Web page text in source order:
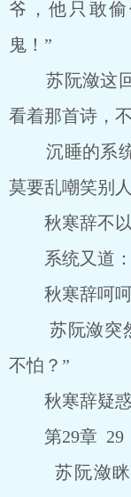
爷，他只敢
鬼！”
苏阮潋这回
看着那首诗，
沉睡的系统
莫要乱嘲笑别
秋寒辞不以
系统又道：
秋寒辞呵呵
苏阮潋突然
不怕？”
秋寒辞疑惑
第29章 29
苏阮潋眯起